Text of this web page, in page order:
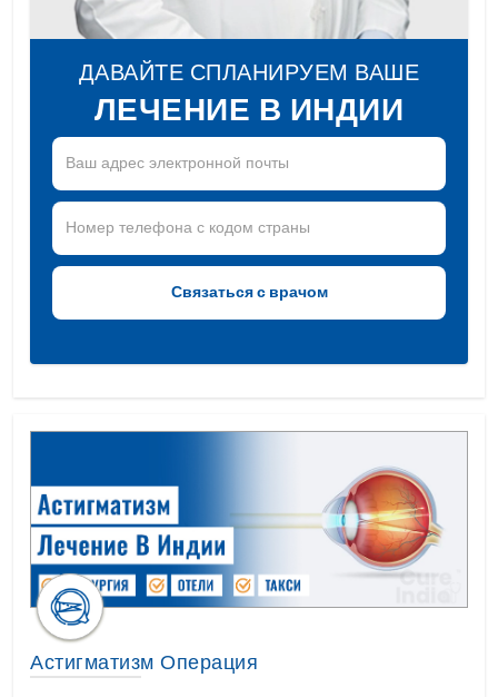
ДАВАЙТЕ СПЛАНИРУЕМ ВАШЕ
ЛЕЧЕНИЕ В ИНДИИ
Астигматизм Операция